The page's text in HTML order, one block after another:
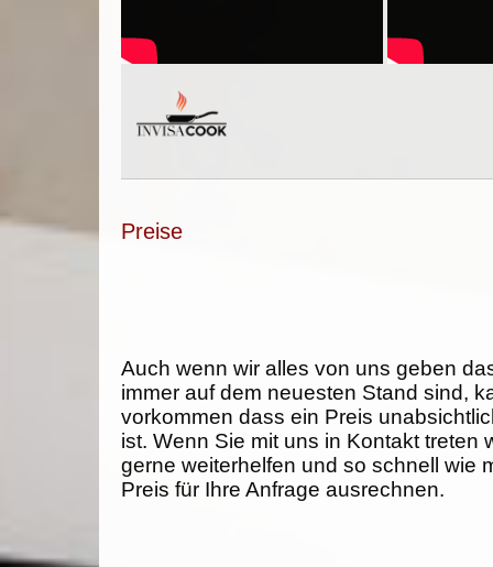
Preise
Auch wenn wir alles von uns geben
immer auf dem neuesten Stand sind,
vorkommen dass ein Preis
ist. Wenn Sie mit uns in Kontakt treten
gerne weiterhelfen und so schnell wie
Preis für Ihre Anfrage ausrechnen.